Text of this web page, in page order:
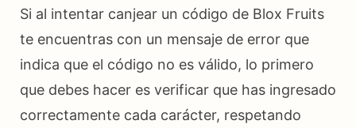
Si al intentar canjear un código de Blox Fruits
te encuentras con un mensaje de error que
indica que el código no es válido, lo primero
que debes hacer es verificar que has ingresado
correctamente cada carácter, respetando